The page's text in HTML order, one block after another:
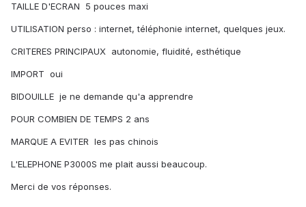
TAILLE D'ECRAN 5 pouces maxi
UTILISATION perso : internet, téléphonie internet, quelques jeux.
CRITERES PRINCIPAUX autonomie, fluidité, esthétique
IMPORT oui
BIDOUILLE je ne demande qu'a apprendre
POUR COMBIEN DE TEMPS 2 ans
MARQUE A EVITER les pas chinois
L'ELEPHONE P3000S me plait aussi beaucoup.
Merci de vos réponses.